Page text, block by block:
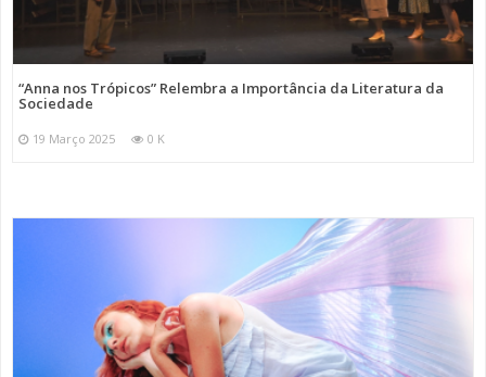
“Anna nos Trópicos” Relembra a Importância da Literatura da
Sociedade
19 Março 2025 0 K